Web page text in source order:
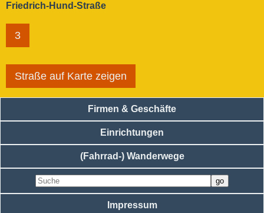
Friedrich-Hund-Straße
3
Straße auf Karte zeigen
Firmen & Geschäfte
Einrichtungen
(Fahrrad-) Wanderwege
Impressum